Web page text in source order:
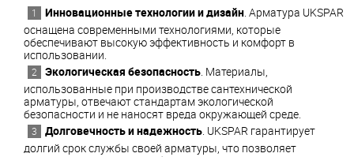
Инновационные технологии и дизайн . Арматура UKSPAR
оснащена современными технологиями, которые
обеспечивают высокую эффективность и комфорт в
использовании.
Экологическая безопасность . Материалы,
использованные при производстве сантехнической
арматуры, отвечают стандартам экологической
безопасности и не наносят вреда окружающей среде.
Долговечность и надежность . UKSPAR гарантирует
долгий срок службы своей арматуры, что позволяет